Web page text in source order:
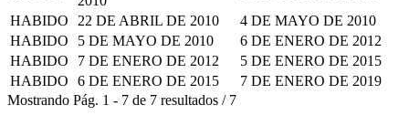
HABIDO
22 DE ABRIL DE 2010
4 DE MAYO DE 2010
HABIDO
5 DE MAYO DE 2010
6 DE ENERO DE 2012
HABIDO
7 DE ENERO DE 2012
5 DE ENERO DE 2015
HABIDO
6 DE ENERO DE 2015
7 DE ENERO DE 2019
Mostrando Pág. 1 - 7 de 7 resultados / 7